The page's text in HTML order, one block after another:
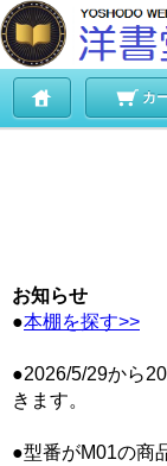
カ
お知らせ
●本棚を探す>>
●2026/5/29から
きます。
●型番がM01の商